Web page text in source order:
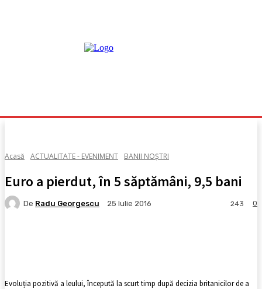
Acasă ACTUALITATE - EVENIMENT BANII NOȘTRI
Euro a pierdut, în 5 săptămâni, 9,5 bani
De Radu Georgescu 25 Iulie 2016 0
243
Evoluția pozitivă a leului, începută la scurt timp după decizia britanicilor de a